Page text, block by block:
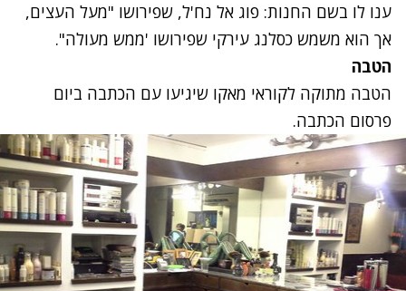
ענו לו בשם החנות: פוג אל נח'ל, שפירושו "מעל העצים,
אך הוא משמש כסלנג עירקי שפירושו 'ממש מעולה".
הטבה
הטבה מתוקה לקוראי מאקו שיגיעו עם הכתבה ביום
פרסום הכתבה.